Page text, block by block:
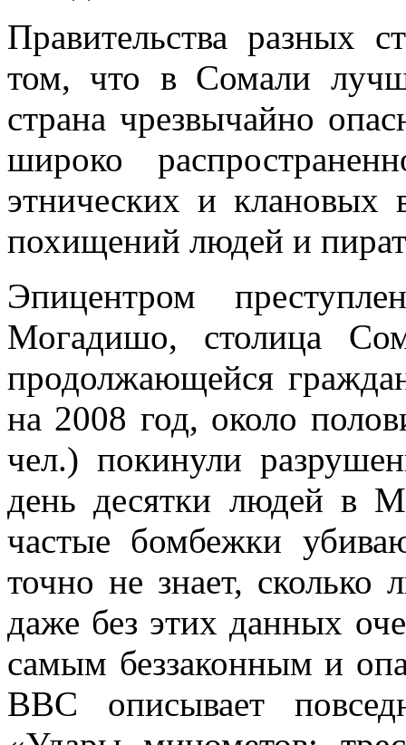
Правительства разных
том, что в Сомали
страна чрезвычайно
широко
этнических и клановых
похищений людей и
Эпицентром
Могадишо, столица
продолжающейся
на 2008 год, около
чел.) покинули
день десятки людей в
частые бомбежки
точно не знает,
даже без этих данных
самым беззаконным и
BBC описывает